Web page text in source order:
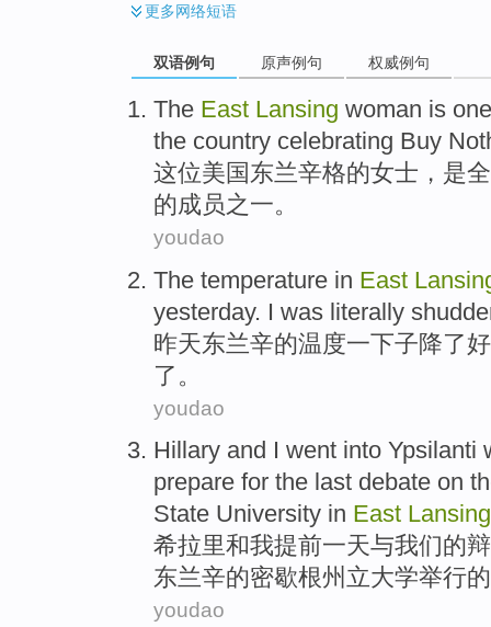
更多网络短语
双语例句 原声例句 权威例句
The East Lansing woman is one
the country celebrating Buy
这位美国东兰辛格的女士 ， 是全
的成员之一。
youdao
The temperature in East
yesterday. I was literally
昨天东兰辛的温度一下子降了
了 。
youdao
Hillary and I went into Ypsilanti
prepare for the last debate on
State University in East Lansing
希拉里和我提前一天与我们的
东兰辛的密歇根州 立大学举行的
youdao